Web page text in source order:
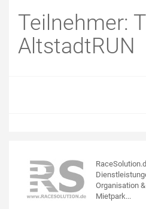
Teilnehmer:
AltstadtRUN
Organisation
Mietpark...